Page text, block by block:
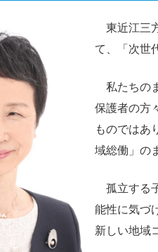
東近江三
て、「次世
私たちの
保護者の方
ものではあ
域総働」の
孤立する
能性に気づ
新しい地域